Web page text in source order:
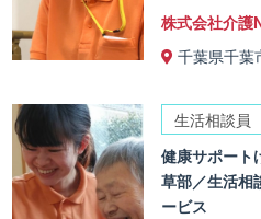
株式会社介護
千葉県千
生活相談員
健康サポート
草部／生活相
ービス